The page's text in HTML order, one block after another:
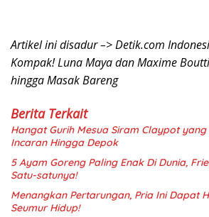
Artikel ini disadur –> Detik.com
Kompak! Luna Maya dan Maxime
hingga Masak Bareng
Berita Terkait
Hangat Gurih Mesua Siram Claypot
Incaran Hingga Depok
5 Ayam Goreng Paling Enak Di Dunia,
Satu-satunya!
Menangkan Pertarungan, Pria Ini Dapat
Seumur Hidup!